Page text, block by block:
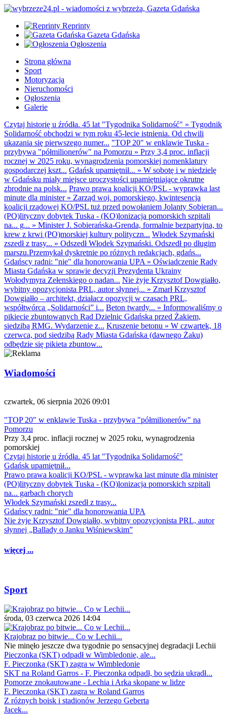
Reprinty
Gazeta Gdańska
Ogłoszenia
Strona główna
Sport
Motoryzacja
Nieruchomości
Ogłoszenia
Galerie
Czytaj historię u źródła. 45 lat "Tygodnika Solidarność" » Tygodnik
Solidarność obchodzi w tym roku 45-lecie istnienia. Od chwili
ukazania się pierwszego numer... "TOP 20" w enklawie Tuska -
przybywa "półmilionerów" na Pomorzu » Przy 3,4 proc. inflacji
rocznej w 2025 roku, wynagrodzenia pomorskiej nomenklatury
gospodarczej kszt... Gdańsk upamiętnił... » W sobotę i w niedzielę
w Gdańsku miały miejsce uroczystości upamiętniające okrutne
zbrodnie na polsk... Prawo prawa koalicji KO/PSL - wyprawka last
minute dla minister» Zarząd woj. pomorskiego, kwintesencja
koalicji rządowej KO/PSL tuż przed powołaniem Jolanty Sobieran...
(PO)lityczny dobytek Tuska - (KO)lonizacja pomorskich szpitali
na... g... » Minister J. Sobierańska-Grenda, formalnie bezpartyjna, to
krew z krwi (PO)morskiej kultury polityczn... Włodek Szymański
zszedł z trasy... » Odszedł Włodek Szymański. Odszedł po długim
marszu.Przemykał dyskretnie po różnych redakcjach, gdańs...
Gdańscy radni: "nie" dla honorowania UPA » Oświadczenie Rady
Miasta Gdańska w sprawie decyzji Prezydenta Ukrainy
Wołodymyra Zełenskiego o nadan... Nie żyje Krzysztof Dowgiałło,
wybitny opozycjonista PRL, autor słynnej... » Zmarł Krzysztof
Dowgiałło – architekt, działacz opozycji w czasach PRL,
współtwórca „Solidarności” i... Beton twardy... » Informowaliśmy o
pikiecie zbuntowanych Rad Dzielnic Gdańska przed Żakiem,
siedzibą RMG. Wydarzenie z... Kruszenie betonu » W czwartek, 18
czerwca, pod siedzibą Rady Miasta Gdańska (dawnego Żaku)
odbędzie się pikieta zbuntow...
Wiadomości
czwartek, 06 sierpnia 2026 09:01
"TOP 20" w enklawie Tuska - przybywa "półmilionerów" na
Pomorzu
Przy 3,4 proc. inflacji rocznej w 2025 roku, wynagrodzenia
pomorskiej
Czytaj historię u źródła. 45 lat "Tygodnika Solidarność"
Gdańsk upamiętnił...
Prawo prawa koalicji KO/PSL - wyprawka last minute dla minister
(PO)lityczny dobytek Tuska - (KO)lonizacja pomorskich szpitali
na... garbach chorych
Włodek Szymański zszedł z trasy...
Gdańscy radni: "nie" dla honorowania UPA
Nie żyje Krzysztof Dowgiałło, wybitny opozycjonista PRL, autor
słynnej „Ballady o Janku Wiśniewskim”
więcej ...
Sport
środa, 03 czerwca 2026 14:04
Krajobraz po bitwie... Co w Lechii...
Nie minęło jeszcze dwa tygodnie po sensacyjnej degradacji Lechii
Pieczonka (SKT) odpadł w Wimbledonie, ale...
F. Pieczonka (SKT) zagra w Wimbledonie
SKT na Roland Garros - F. Pieczonka odpadł, bo sędzia ukradł...
Pomorze znokautowane - Lechia i Arka skopane w lidze
F. Pieczonka (SKT) zagra w Roland Garros
Z różnych boisk i stadionów Jerzego Geberta
Jacek...